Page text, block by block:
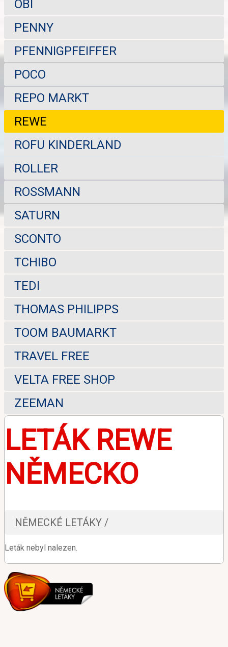
OBI
PENNY
PFENNIGPFEIFFER
POCO
REPO MARKT
REWE
ROFU KINDERLAND
ROLLER
ROSSMANN
SATURN
SCONTO
TCHIBO
TEDI
THOMAS PHILIPPS
TOOM BAUMARKT
TRAVEL FREE
VELTA FREE SHOP
ZEEMAN
LETÁK REWE
NĚMECKO
NĚMECKÉ LETÁKY /
Leták nebyl nalezen.